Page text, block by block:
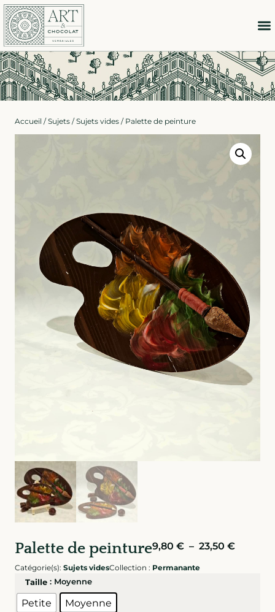
Accueil /Sujets /Sujets vides / Palette de peinture
Palette de peinture9,80 € – 23,50 €
Catégorie(s): Sujets videsCollection : Permanante
Taille : Moyenne
Petite Moyenne